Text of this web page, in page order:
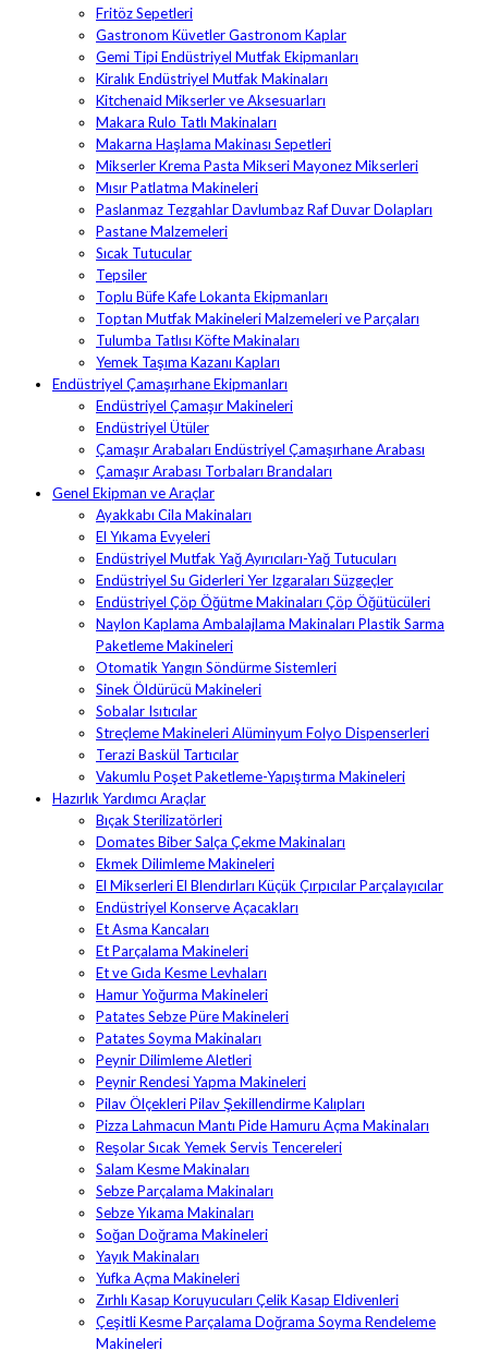
Fritöz Sepetleri
Gastronom Küvetler Gastronom Kaplar
Gemi Tipi Endüstriyel Mutfak Ekipmanları
Kiralık Endüstriyel Mutfak Makinaları
Kitchenaid Mikserler ve Aksesuarları
Makara Rulo Tatlı Makinaları
Makarna Haşlama Makinası Sepetleri
Mikserler Krema Pasta Mikseri Mayonez Mikserleri
Mısır Patlatma Makineleri
Paslanmaz Tezgahlar Davlumbaz Raf Duvar Dolapları
Pastane Malzemeleri
Sıcak Tutucular
Tepsiler
Toplu Büfe Kafe Lokanta Ekipmanları
Toptan Mutfak Makineleri Malzemeleri ve Parçaları
Tulumba Tatlısı Köfte Makinaları
Yemek Taşıma Kazanı Kapları
Endüstriyel Çamaşırhane Ekipmanları
Endüstriyel Çamaşır Makineleri
Endüstriyel Ütüler
Çamaşır Arabaları Endüstriyel Çamaşırhane Arabası
Çamaşır Arabası Torbaları Brandaları
Genel Ekipman ve Araçlar
Ayakkabı Cila Makinaları
El Yıkama Evyeleri
Endüstriyel Mutfak Yağ Ayırıcıları-Yağ Tutucuları
Endüstriyel Su Giderleri Yer Izgaraları Süzgeçler
Endüstriyel Çöp Öğütme Makinaları Çöp Öğütücüleri
Naylon Kaplama Ambalajlama Makinaları Plastik Sarma
Paketleme Makineleri
Otomatik Yangın Söndürme Sistemleri
Sinek Öldürücü Makineleri
Sobalar Isıtıcılar
Streçleme Makineleri Alüminyum Folyo Dispenserleri
Terazi Baskül Tartıcılar
Vakumlu Poşet Paketleme-Yapıştırma Makineleri
Hazırlık Yardımcı Araçlar
Bıçak Sterilizatörleri
Domates Biber Salça Çekme Makinaları
Ekmek Dilimleme Makineleri
El Mikserleri El Blendırları Küçük Çırpıcılar Parçalayıcılar
Endüstriyel Konserve Açacakları
Et Asma Kancaları
Et Parçalama Makineleri
Et ve Gıda Kesme Levhaları
Hamur Yoğurma Makineleri
Patates Sebze Püre Makineleri
Patates Soyma Makinaları
Peynir Dilimleme Aletleri
Peynir Rendesi Yapma Makineleri
Pilav Ölçekleri Pilav Şekillendirme Kalıpları
Pizza Lahmacun Mantı Pide Hamuru Açma Makinaları
Reşolar Sıcak Yemek Servis Tencereleri
Salam Kesme Makinaları
Sebze Parçalama Makinaları
Sebze Yıkama Makinaları
Soğan Doğrama Makineleri
Yayık Makinaları
Yufka Açma Makineleri
Zırhlı Kasap Koruyucuları Çelik Kasap Eldivenleri
Çeşitli Kesme Parçalama Doğrama Soyma Rendeleme
Makineleri